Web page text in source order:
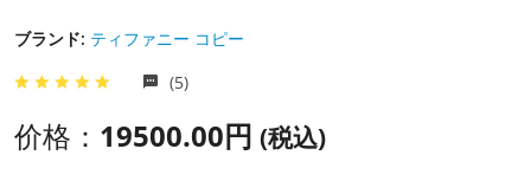
ブランド: ティファニー コピー
(5)
价格： 19500.00円 (税込)